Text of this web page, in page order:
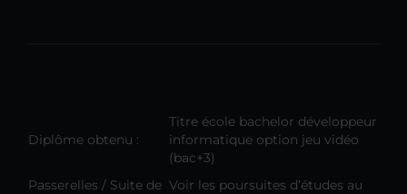
Diplôme obtenu :
Titre école bachelor développeur
informatique option jeu vidéo
(bac+3)
Passerelles / Suite de Voir les poursuites d’études au